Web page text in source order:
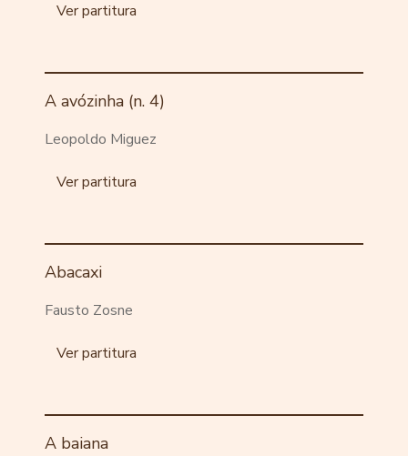
Ver partitura
A avózinha (n. 4)
Leopoldo Miguez
Ver partitura
Abacaxi
Fausto Zosne
Ver partitura
A baiana